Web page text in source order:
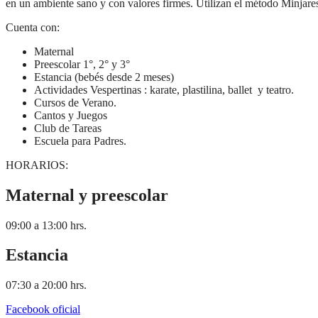
en un ambiente sano y con valores firmes. Utilizan el método
Cuenta con:
Maternal
Preescolar 1°, 2° y 3°
Estancia (bebés desde 2 meses)
Actividades Vespertinas : karate, plastilina, ballet y teatro.
Cursos de Verano.
Cantos y Juegos
Club de Tareas
Escuela para Padres.
HORARIOS:
Maternal y preescolar
09:00 a 13:00 hrs.
Estancia
07:30 a 20:00 hrs.
Facebook oficial